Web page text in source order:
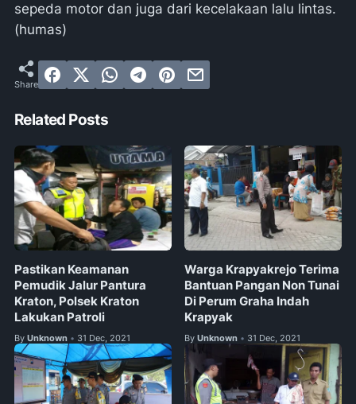
sepeda motor dan juga dari kecelakaan lalu lintas.
(humas)
Related Posts
Pastikan Keamanan
Pemudik Jalur Pantura
Kraton, Polsek Kraton
Lakukan Patroli
By Unknown • 31 Dec, 2021
Warga Krapyakrejo Terima
Bantuan Pangan Non Tunai
Di Perum Graha Indah
Krapyak
By Unknown • 31 Dec, 2021